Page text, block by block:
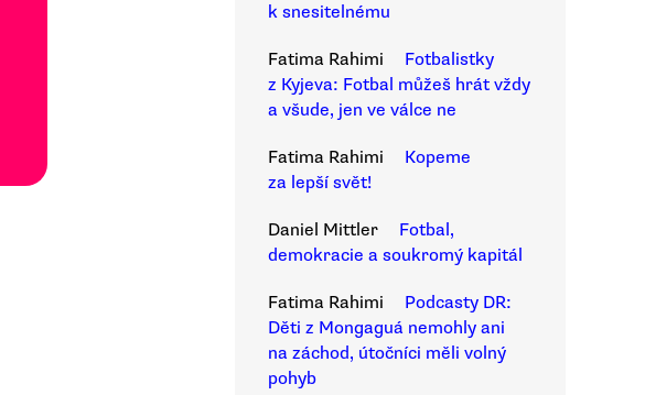
k snesitelnému
Fatima Rahimi
Fotbalistky
z Kyjeva: Fotbal můžeš hrát vždy
a všude, jen ve válce ne
Fatima Rahimi
Kopeme
za lepší svět!
Daniel Mittler
Fotbal,
demokracie a soukromý kapitál
Fatima Rahimi
Podcasty DR:
Děti z Mongaguá nemohly ani
na záchod, útočníci měli volný
pohyb